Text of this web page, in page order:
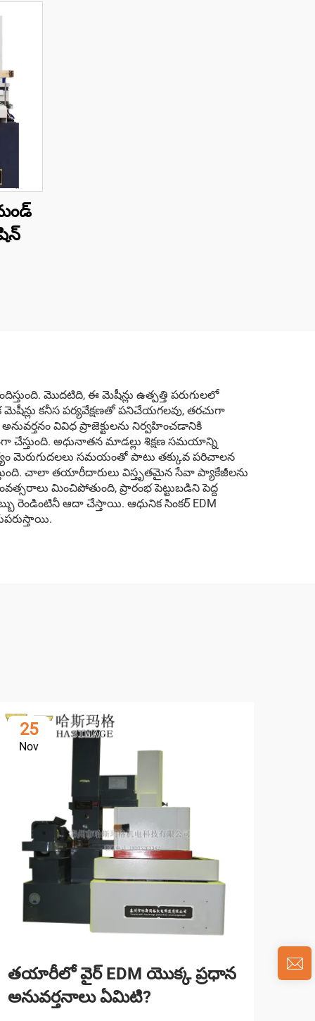
మొదటిది, ఈ మెషీన్లు ఉత్పత్తి పరుగులలో
కనీస పర్యవేక్షణతో పనిచేయగలవు, తరచుగా
వివిధ ప్రాజెక్టులను నిర్వహించడానికి
చేస్తుంది. అధునాతన మాడల్లు శిక్షణ సమయాన్ని
మెరుగుదలలు సమయంతో పాటు తక్కువ పరిచాలన
చాలా తయారీదారులు విస్తృతమైన సేవా ప్యాకేజీలను
మించిపోతుంది, ప్రారంభ పెట్టుబడిని పెద్ద
రెండింటినీ ఆదా చేస్తాయి. ఆధునిక సింకర్ EDM
25
Nov
తయారీలో వైర్ EDM యొక్క ప్రధాన
అనువర్తనాలు ఏమిటి?
వైర్